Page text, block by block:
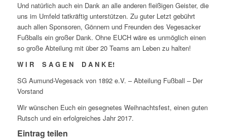
Und natürlich auch ein Dank an alle anderen fleißigen Geister, die
uns im Umfeld tatkräftig unterstützen. Zu guter Letzt gebührt
auch allen Sponsoren, Gönnern und Freunden des Vegesacker
Fußballs ein großer Dank. Ohne EUCH wäre es unmöglich einen
so große Abteilung mit über 20 Teams am Leben zu halten!
W I R S A G E N D A N K E!
SG Aumund-Vegesack von 1892 e.V. – Abteilung Fußball – Der
Vorstand
Wir wünschen Euch ein gesegnetes Weihnachtsfest, einen guten
Rutsch und ein erfolgreiches Jahr 2017.
Eintrag teilen